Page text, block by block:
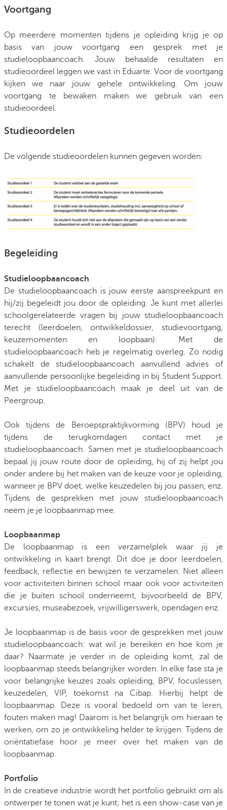
Voortgang
Op meerdere momenten tijdens je opleiding krijg je op
basis van jouw voortgang een gesprek met je
studieloopbaancoach. Jouw behaalde resultaten en
studieoordeel leggen we vast in Eduarte. Voor de voortgang
kijken we naar jouw gehele ontwikkeling. Om jouw
voortgang te bewaken maken we gebruik van een
studieoordeel.
Studieoordelen
De volgende studieoordelen kunnen gegeven worden:
Begeleiding
Studieloopbaancoach
De studieloopbaancoach is jouw eerste aanspreekpunt en
hij/zij begeleidt jou door de opleiding. Je kunt met allerlei
schoolgerelateerde vragen bij jouw studieloopbaancoach
terecht (leerdoelen, ontwikkeldossier, studievoortgang,
keuzemomenten en loopbaan). Met de
studieloopbaancoach heb je regelmatig overleg. Zo nodig
schakelt de studieloopbaancoach aanvullend advies of
aanvullende persoonlijke begeleiding in bij Student Support.
Met je studieloopbaancoach maak je deel uit van de
Peergroup.
Ook tijdens de Beroepspraktijkvorming (BPV) houd je
tijdens de terugkomdagen contact met je
studieloopbaancoach. Samen met je studieloopbaancoach
bepaal jij jouw route door de opleiding, hij of zij helpt jou
onder andere bij het maken van de keuze voor je opleiding,
wanneer je BPV doet, welke keuzedelen bij jou passen, enz.
Tijdens de gesprekken met jouw studieloopbaancoach
neem je je loopbaanmap mee.
Loopbaanmap
De loopbaanmap is een verzamelplek waar jij je
ontwikkeling in kaart brengt. Dit doe je door leerdoelen,
feedback, reflectie en bewijzen te verzamelen. Niet alleen
voor activiteiten binnen school maar ook voor activiteiten
die je buiten school onderneemt, bijvoorbeeld de BPV,
excursies, museabezoek, vrijwilligerswerk, opendagen enz.
Je loopbaanmap is de basis voor de gesprekken met jouw
studieloopbaancoach: wat wil je bereiken en hoe kom je
daar? Naarmate je verder in de opleiding komt, zal de
loopbaanmap steeds belangrijker worden. In elke fase sta je
voor belangrijke keuzes zoals opleiding, BPV, focuslessen,
keuzedelen, VIP, toekomst na Cibap. Hierbij helpt de
loopbaanmap. Deze is vooral bedoeld om van te leren,
fouten maken mag! Daarom is het belangrijk om hieraan te
werken, om zo je ontwikkeling helder te krijgen. Tijdens de
oriëntatiefase hoor je meer over het maken van de
loopbaanmap.
Portfolio
In de creatieve industrie wordt het portfolio gebruikt om als
ontwerper te tonen wat je kunt; het is een show-case van je